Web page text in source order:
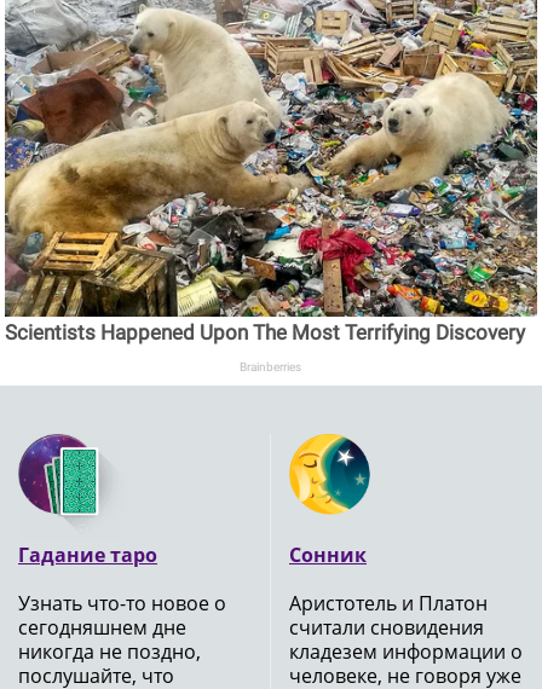
Scientists Happened Upon The Most Terrifying Discovery
Brainberries
Гадание таро
Узнать что-то новое о
сегодняшнем дне
никогда не поздно,
послушайте, что
Сонник
Аристотель и Платон
считали сновидения
кладезем информации о
человеке, не говоря уже